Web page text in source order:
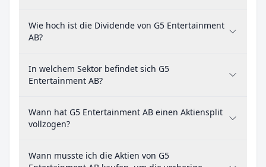
Wie hoch ist die Dividende von G5 Entertainment
AB?
In welchem Sektor befindet sich G5
Entertainment AB?
Wann hat G5 Entertainment AB einen Aktiensplit
vollzogen?
Wann musste ich die Aktien von G5